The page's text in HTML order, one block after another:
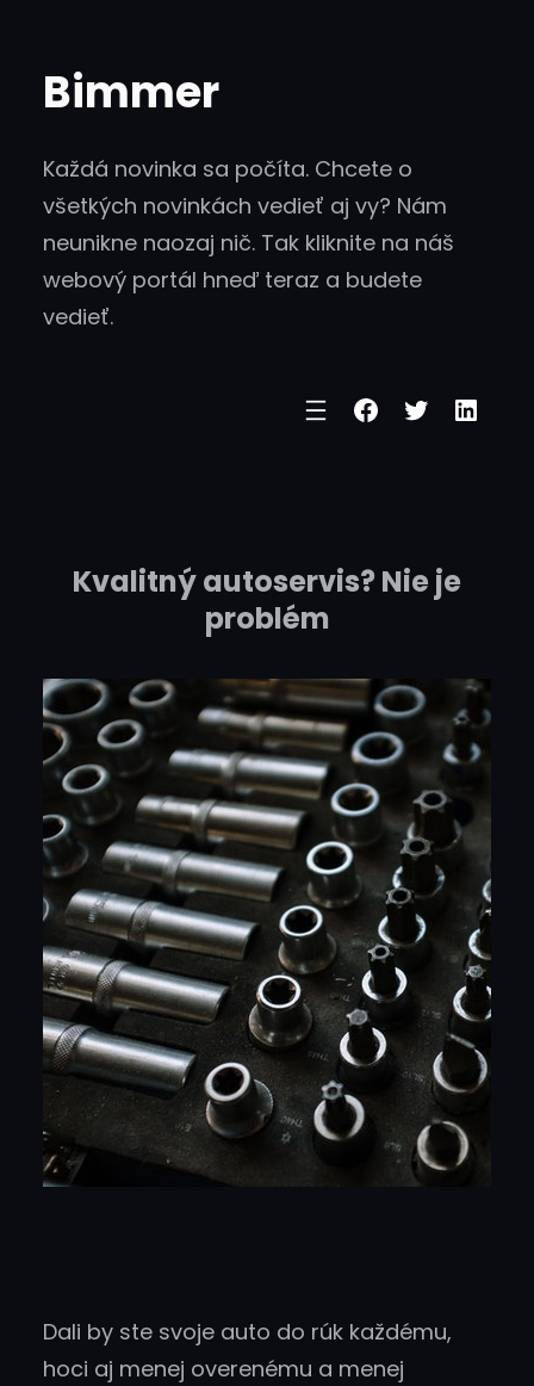
content
Bimmer
Každá novinka sa počíta. Chcete o
všetkých novinkách vedieť aj vy? Nám
neunikne naozaj nič. Tak kliknite na náš
webový portál hneď teraz a budete
vedieť.
Facebook
Twitter
Kvalitný autoservis? Nie je
problém
Dali by ste svoje auto do rúk každému,
hoci aj menej overenému a menej